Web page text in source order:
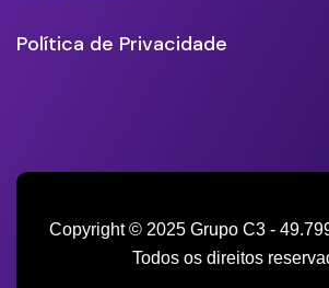
Política de Privacidade
Copyright © 2025 Grupo C3 -
Todos os direitos